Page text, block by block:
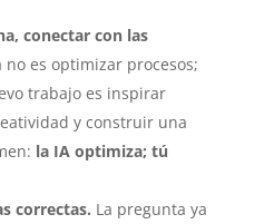
conectar con las
no es optimizar procesos;
trabajo es inspirar
y construir una
la IA optimiza; tú
correctas. La pregunta ya